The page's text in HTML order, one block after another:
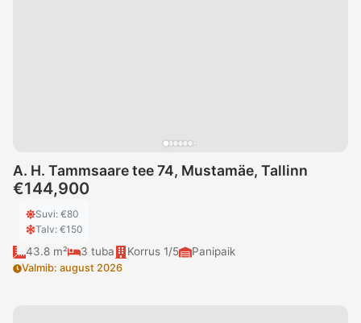
A. H. Tammsaare tee 74, Mustamäe, Tallinn
€144,900
Suvi: €80
Talv: €150
43.8 m² 3 tuba Korrus 1/5 Panipaik
Valmib: august 2026